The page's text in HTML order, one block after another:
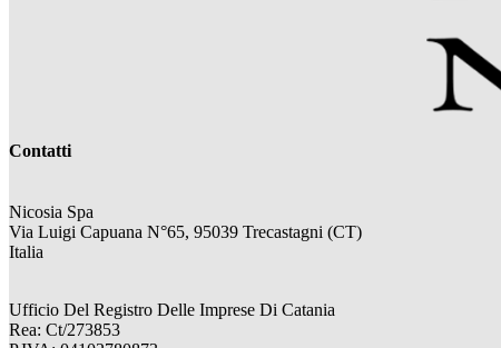
Contatti
Nicosia Spa
Via Luigi Capuana N°65, 95039 Trecastagni (CT)
Italia
Ufficio Del Registro Delle Imprese Di Catania
Rea: Ct/273853